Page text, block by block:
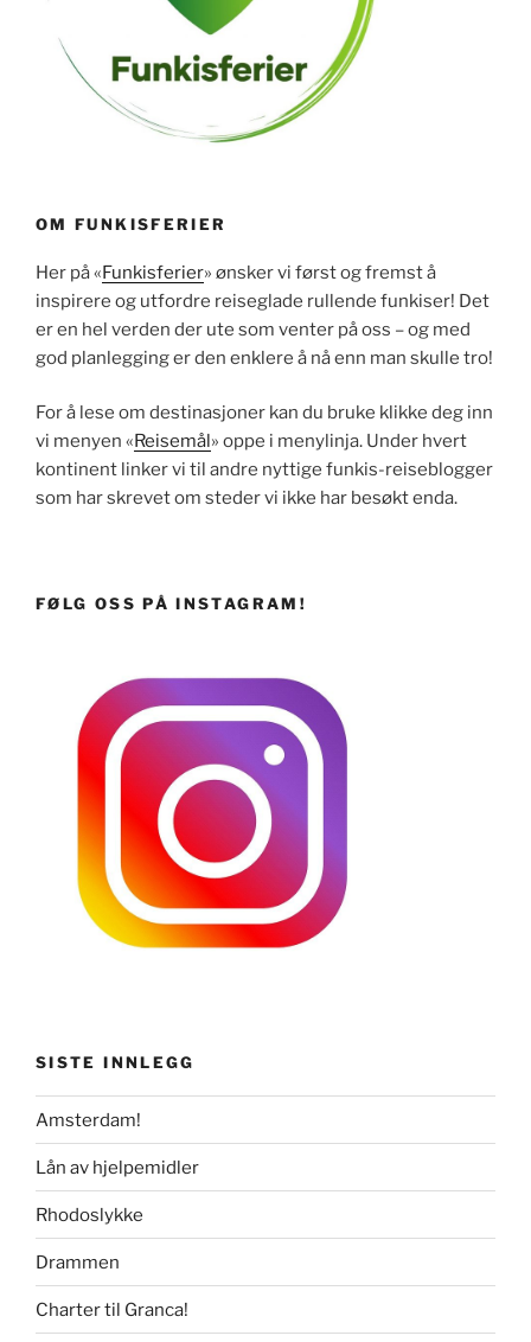
OM FUNKISFERIER
Her på «Funkisferier» ønsker vi først og fremst å
inspirere og utfordre reiseglade rullende funkiser! Det
er en hel verden der ute som venter på oss – og med
god planlegging er den enklere å nå enn man skulle tro!
For å lese om destinasjoner kan du bruke klikke deg inn
vi menyen «Reisemål» oppe i menylinja. Under hvert
kontinent linker vi til andre nyttige funkis-reiseblogger
som har skrevet om steder vi ikke har besøkt enda.
FØLG OSS PÅ INSTAGRAM!
SISTE INNLEGG
Amsterdam!
Lån av hjelpemidler
Rhodoslykke
Drammen
Charter til Granca!